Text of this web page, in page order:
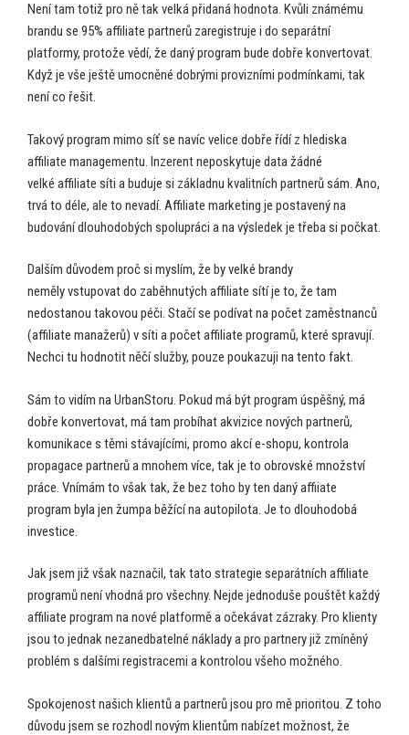
Není tam totiž pro ně tak velká přidaná hodnota. Kvůli známému
brandu se 95% affiliate partnerů zaregistruje i do separátní
platformy, protože vědí, že daný program bude dobře konvertovat.
Když je vše ještě umocněné dobrými provizními podmínkami, tak
není co řešit.
Takový program mimo síť se navíc velice dobře řídí z hlediska
affiliate managementu. Inzerent neposkytuje data žádné
velké affiliate síti a buduje si základnu kvalitních partnerů sám. Ano,
trvá to déle, ale to nevadí. Affiliate marketing je postavený na
budování dlouhodobých spolupráci a na výsledek je třeba si počkat.
Dalším důvodem proč si myslím, že by velké brandy
neměly vstupovat do zaběhnutých affiliate sítí je to, že tam
nedostanou takovou péči. Stačí se podívat na počet zaměstnanců
(affiliate manažerů) v síti a počet affiliate programů, které spravují.
Nechci tu hodnotit něčí služby, pouze poukazuji na tento fakt.
Sám to vidím na UrbanStoru. Pokud má být program úspěšný, má
dobře konvertovat, má tam probíhat akvizice nových partnerů,
komunikace s těmi stávajícími, promo akcí e-shopu, kontrola
propagace partnerů a mnohem více, tak je to obrovské množství
práce. Vnímám to však tak, že bez toho by ten daný affiiate
program byla jen žumpa běžící na autopilota. Je to dlouhodobá
investice.
Jak jsem již však naznačil, tak tato strategie separátních affiliate
programů není vhodná pro všechny. Nejde jednoduše pouštět každý
affiliate program na nové platformě a očekávat zázraky. Pro klienty
jsou to jednak nezanedbatelné náklady a pro partnery již zmíněný
problém s dalšími registracemi a kontrolou všeho možného.
Spokojenost našich klientů a partnerů jsou pro mě prioritou. Z toho
důvodu jsem se rozhodl novým klientům nabízet možnost, že